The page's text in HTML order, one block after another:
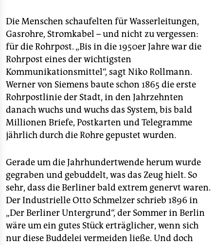
Die Menschen schaufelten für Wasserleitungen,
Gasrohre, Stromkabel – und nicht zu vergessen:
für die Rohrpost. „Bis in die 1950er Jahre war die
Rohrpost eines der wichtigsten
Kommunikationsmittel“, sagt Niko Rollmann.
Werner von Siemens baute schon 1865 die erste
Rohrpostlinie der Stadt, in den Jahrzehnten
danach wuchs und wuchs das System, bis bald
Millionen Briefe, Postkarten und Telegramme
jährlich durch die Rohre gepustet wurden.
Gerade um die Jahrhundertwende herum wurde
gegraben und gebuddelt, was das Zeug hielt. So
sehr, dass die Berliner bald extrem genervt waren.
Der Industrielle Otto Schmelzer schrieb 1896 in
„Der Berliner Untergrund“, der Sommer in Berlin
wäre um ein gutes Stück erträglicher, wenn sich
nur diese Buddelei vermeiden ließe. Und doch